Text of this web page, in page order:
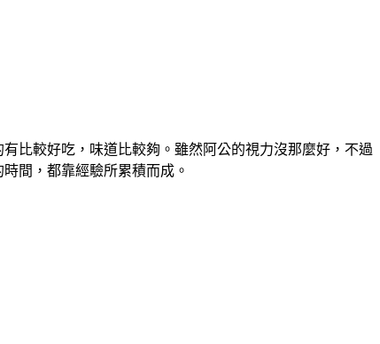
比較好吃，味道比較夠。雖然阿公的視力沒那麼好，不過
間，都靠經驗所累積而成。